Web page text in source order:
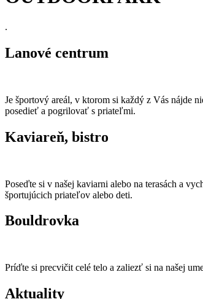
.
Lanové centrum
Je športový areál, v ktorom si každý z Vás nájde
posedieť a pogrilovať s priateľmi.
Kaviareň, bistro
Poseďte si v našej kaviarni alebo na terasách a
športujúcich priateľov alebo deti.
Bouldrovka
Príďte si precvičit celé telo a zaliezť si na našej
Aktuality